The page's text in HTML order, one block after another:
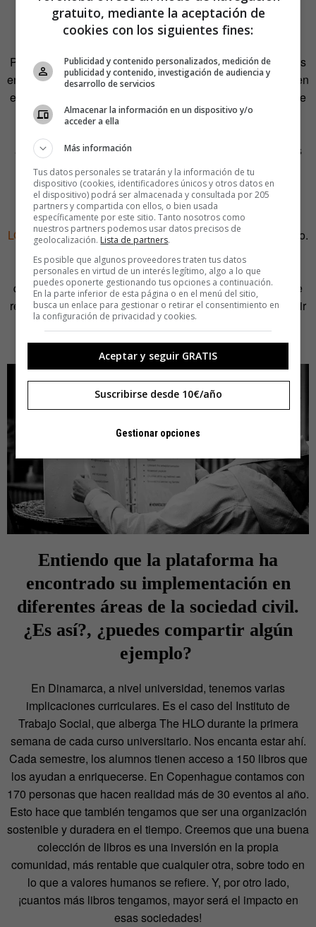
¿Qué factores tenéis en cuenta para
fraguar estas colaboraciones?
Para nosotros es superimportante crear eventos o espacios
en los que nuestros libros estén a gusto y a salvo, porque en
el momento en que sacas a estas personas de su ambiente
las conviertes en vulnerables. Hay que tener en cuenta
asegurarte de que los lectores vienen con las intenciones
adecuadas. Del mismo modo que es importante dar con
socio que no vaya a discriminar.
Por ejemplo, en Rusia no están permitidas las
LGTBen instituciones públicas, y en Túnez ocurre lo mismo.
No podemos permitirnos instituciones o socios que
censuren o discriminen nuestros propios contenidos, así
que, como muchos lugares tienen sus propias políticas de
restricción, la adaptación local es muy necesaria. Sucumbir
a eso sería una falta de integridad y de credibilidad para
The HLO.
Entiendo que la plataforma ha
encontrado su implementación en
diferentes áreas de la sociedad civil.
¿Es así?, ¿puedes compartir algún
ejemplo?
En Dinamarca, a nivel universidad, tenemos varias
implicaciones curriculares. Es el caso del Instituto de
Trabajo Social, que alberga The HLO durante la primera
semana de cada curso universitario. Nos encanta estar ahí.
Cada semestre, los alumnos tienen acceso a 150 libros que
los ayudan a enriquecerse. En Copenhague contamos con
170 personas que hacen realidad más de 30 eventos al año.
Esto hace que también tengamos que ser una organización
sostenible y duradera en el tiempo. Creemos que una buena
colección de libros es una inversión en la propia
comunidad, más rentable que cualquier otra, sobre todo en
lo que a valores humanos se refiere. Y, por otro lado,
¡cuantos más libros tengamos, mayor será el impacto en
esas sociedades!
gratuito, mediante la aceptación de
cookies con los siguientes fines:
Publicidad y contenido personalizados, medición de
publicidad y contenido, investigación de audiencia y
desarrollo de servicios
Almacenar la información en un dispositivo y/o
acceder a ella
Más información
Tus datos personales se tratarán y la información de tu
dispositivo (cookies, identificadores únicos y otros datos en
el dispositivo) podrá ser almacenada y consultada por 205
partners y compartida con ellos, o bien usada
específicamente por este sitio. Tanto nosotros como
nuestros partners podemos usar datos precisos de
geolocalización. Lista de partners.
Es posible que algunos proveedores traten tus datos
personales en virtud de un interés legítimo, algo a lo que
puedes oponerte gestionando tus opciones a continuación.
En la parte inferior de esta página o en el menú del sitio,
busca un enlace para gestionar o retirar el consentimiento en
la configuración de privacidad y cookies.
Aceptar y seguir GRATIS
Suscribirse desde 10€/año
Gestionar opciones